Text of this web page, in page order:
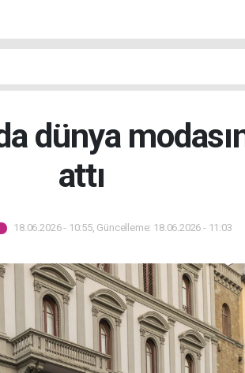
dünya
attı
18.06.2026 - 10:55, Güncelleme: 18.06.2026 - 11:03